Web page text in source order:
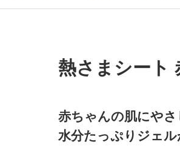
熱さまシート
赤ちゃんの肌にやさ
水分たっぷりジェ